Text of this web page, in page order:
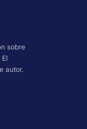
sobre
autor.